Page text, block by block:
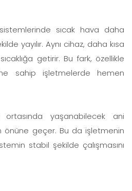
sistemlerinde sıcak hava daha
yayılır. Aynı cihaz, daha kısa
getirir. Bu fark, özellikle
sahip işletmelerde hemen
ortasında yaşanabilecek ani
önüne geçer. Bu da işletmenin
stabil şekilde çalışmasını